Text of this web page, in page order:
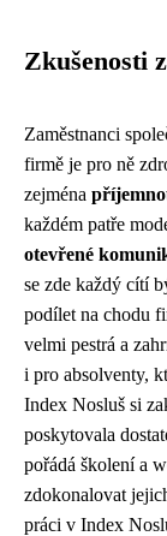
Zkušenosti
Zaměstnanci
firmě je pro ně
zejména
každém patře
otevřené
se zde každý cítí
podílet na chodu
velmi pestrá a
i pro absolventy,
Index Nosluš si
poskytovala
pořádá školení a
zdokonalovat
práci v Index